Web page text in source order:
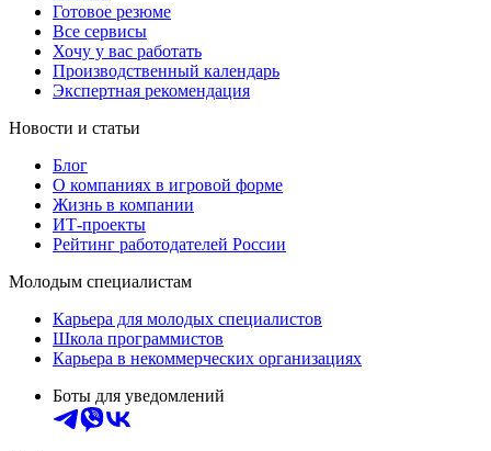
Готовое резюме
Все сервисы
Хочу у вас работать
Производственный календарь
Экспертная рекомендация
Новости и статьи
Блог
О компаниях в игровой форме
Жизнь в компании
ИТ-проекты
Рейтинг работодателей России
Молодым специалистам
Карьера для молодых специалистов
Школа программистов
Карьера в некоммерческих организациях
Боты для уведомлений